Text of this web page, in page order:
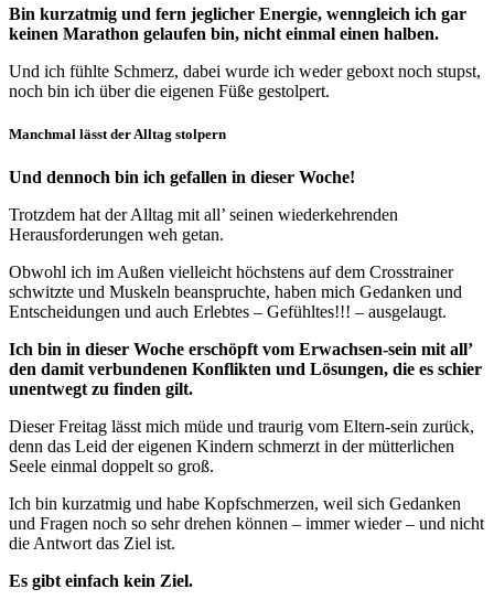
Bin kurzatmig und fern jeglicher Energie, wenngleich ich gar
keinen Marathon gelaufen bin, nicht einmal einen halben.
Und ich fühlte Schmerz, dabei wurde ich weder geboxt noch stupst,
noch bin ich über die eigenen Füße gestolpert.
Manchmal lässt der Alltag stolpern
Und dennoch bin ich gefallen in dieser Woche!
Trotzdem hat der Alltag mit all’ seinen wiederkehrenden
Herausforderungen weh getan.
Obwohl ich im Außen vielleicht höchstens auf dem Crosstrainer
schwitzte und Muskeln beanspruchte, haben mich Gedanken und
Entscheidungen und auch Erlebtes – Gefühltes!!! – ausgelaugt.
Ich bin in dieser Woche erschöpft vom Erwachsen-sein mit all’
den damit verbundenen Konflikten und Lösungen, die es schier
unentwegt zu finden gilt.
Dieser Freitag lässt mich müde und traurig vom Eltern-sein zurück,
denn das Leid der eigenen Kindern schmerzt in der mütterlichen
Seele einmal doppelt so groß.
Ich bin kurzatmig und habe Kopfschmerzen, weil sich Gedanken
und Fragen noch so sehr drehen können – immer wieder – und nicht
die Antwort das Ziel ist.
Es gibt einfach kein Ziel.